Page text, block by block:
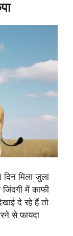
दिन मिला जुला
जिंदगी में काफी
दे रहे हैं तो
से फायदा